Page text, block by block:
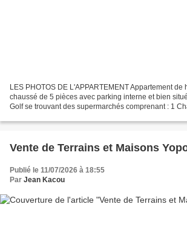
LES PHOTOS DE L'APPARTEMENT Appartement de
chaussé de 5 pièces avec parking interne et bien
Golf se trouvant des supermarchés comprenant : 1
Vente de Terrains et Maisons
Publié le 11/07/2026 à 18:55
Par Jean Kacou